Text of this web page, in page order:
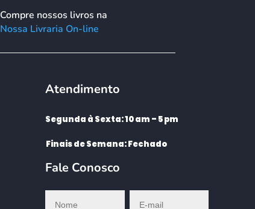
Compre nossos livros na
Nossa Livraria On-line
Atendimento
Segunda à Sexta: 10 am – 5 pm
Finais de Semana: Fechado
Fale Conosco